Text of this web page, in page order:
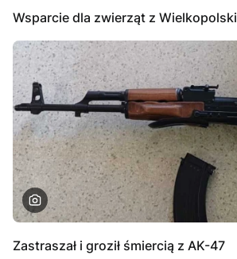
Wsparcie dla zwierząt z Wielkopolski
Zastraszał i groził śmiercią z AK-47